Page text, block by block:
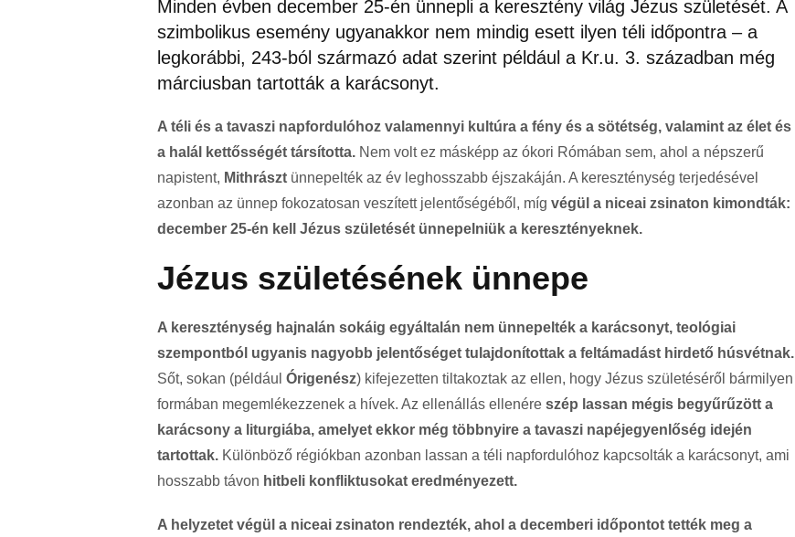
Minden évben december 25-én ünnepli a keresztény világ Jézus születését. A
szimbolikus esemény ugyanakkor nem mindig esett ilyen téli időpontra – a
legkorábbi, 243-ból származó adat szerint például a Kr.u. 3. században még
márciusban tartották a karácsonyt.
A téli és a tavaszi napfordulóhoz valamennyi kultúra a fény és a sötétség, valamint az élet és
a halál kettősségét társította. Nem volt ez másképp az ókori Rómában sem, ahol a népszerű
napistent, Mithrászt ünnepelték az év leghosszabb éjszakáján. A kereszténység terjedésével
azonban az ünnep fokozatosan veszített jelentőségéből, míg végül a niceai zsinaton kimondták:
december 25-én kell Jézus születését ünnepelniük a keresztényeknek.
Jézus születésének ünnepe
A kereszténység hajnalán sokáig egyáltalán nem ünnepelték a karácsonyt, teológiai
szempontból ugyanis nagyobb jelentőséget tulajdonítottak a feltámadást hirdető húsvétnak.
Sőt, sokan (például Órigenész) kifejezetten tiltakoztak az ellen, hogy Jézus születéséről bármilyen
formában megemlékezzenek a hívek. Az ellenállás ellenére szép lassan mégis begyűrűzött a
karácsony a liturgiába, amelyet ekkor még többnyire a tavaszi napéjegyenlőség idején
tartottak. Különböző régiókban azonban lassan a téli napfordulóhoz kapcsolták a karácsonyt, ami
hosszabb távon hitbeli konfliktusokat eredményezett.
A helyzetet végül a niceai zsinaton rendezték, ahol a decemberi időpontot tették meg a